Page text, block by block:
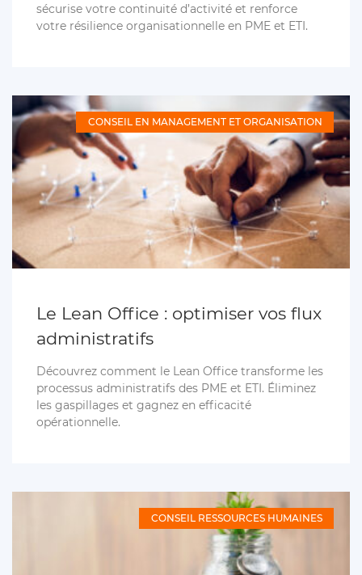
sécurise votre continuité d’activité et renforce
votre résilience organisationnelle en PME et ETI.
CONSEIL EN MANAGEMENT ET ORGANISATION
Le Lean Office : optimiser vos flux
administratifs
Découvrez comment le Lean Office transforme les
processus administratifs des PME et ETI. Éliminez
les gaspillages et gagnez en efficacité
opérationnelle.
CONSEIL RESSOURCES HUMAINES